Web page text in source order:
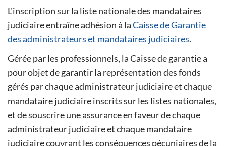
L'inscription sur la liste nationale des mandataires
judiciaire entraîne adhésion à laCaisse de Garantie
des administrateurs et mandataires judiciaires.
Gérée par les professionnels,la Caisse de garantie a
pour objet de garantir la représentation des fonds
gérés par chaque administrateur judiciaire et chaque
mandataire judiciaire inscrits sur les listes nationales,
et de souscrire une assurance en faveur de chaque
administrateur judiciaire et chaque mandataire
judiciaire couvrant les conséquences pécuniaires de la